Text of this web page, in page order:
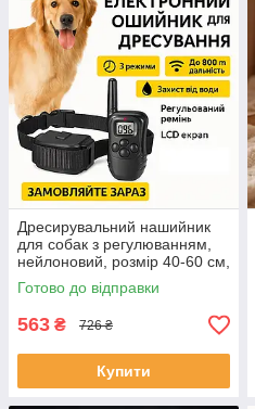
Дресирувальний нашийник
для собак з регулюванням,
нейлоновий, розмір 40-60 см,
чорний PR55 ЕКОБОКС
Готово до відправки
563 ₴ 726 ₴
Купити